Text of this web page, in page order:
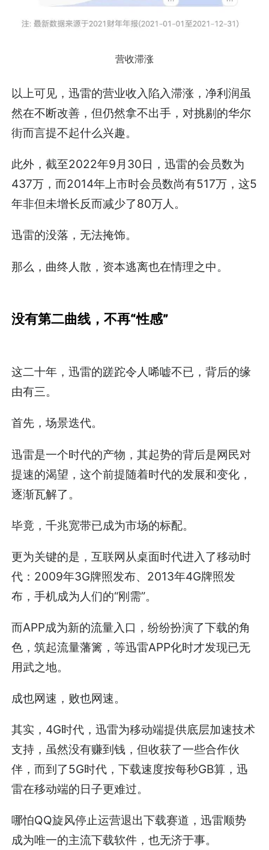
营收滞涨
以上可见，迅雷的营业收入陷入滞涨，净利润虽
然在不断改善，但仍然拿不出手，对挑剔的华尔
街而言提不起什么兴趣。
此外，截至2022年9月30日，迅雷的会员数为
437万，而2014年上市时会员数尚有517万，这5
年非但未增长反而减少了80万人。
迅雷的没落，无法掩饰。
那么，曲终人散，资本逃离也在情理之中。
没有第二曲线，不再“性感”
这二十年，迅雷的蹉跎令人唏嘘不已，背后的缘
由有三。
首先，场景迭代。
迅雷是一个时代的产物，其起势的背后是网民对
提速的渴望，这个前提随着时代的发展和变化，
逐渐瓦解了。
毕竟，千兆宽带已成为市场的标配。
更为关键的是，互联网从桌面时代进入了移动时
代：2009年3G牌照发布、2013年4G牌照发
布，手机成为人们的“刚需”。
而APP成为新的流量入口，纷纷扮演了下载的角
色，筑起流量藩篱，等迅雷APP化时才发现已无
用武之地。
成也网速，败也网速。
其实，4G时代，迅雷为移动端提供底层加速技术
支持，虽然没有赚到钱，但收获了一些合作伙
伴，而到了5G时代，下载速度按每秒GB算，迅
雷在移动端的日子更难过。
哪怕QQ旋风停止运营退出下载赛道，迅雷顺势
成为唯一的主流下载软件，也无济于事。